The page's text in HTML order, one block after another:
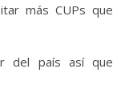
más CUPs que
del país así que